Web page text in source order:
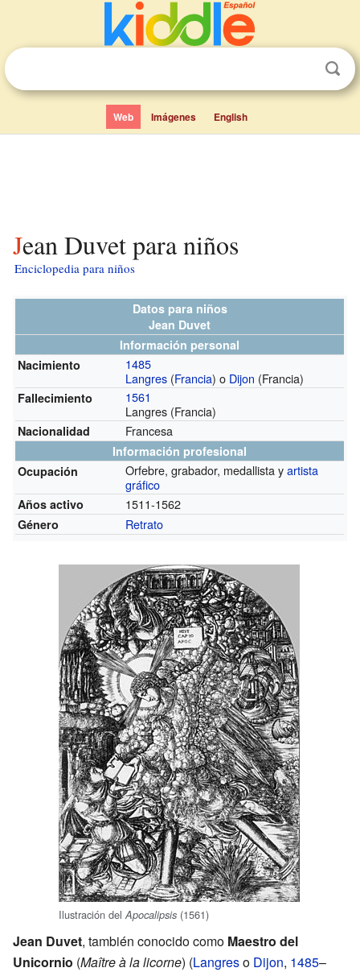
Web Imágenes English
Jean Duvet para niños
Enciclopedia para niños
Datos para niños
Jean Duvet
Información personal
Nacimiento
1485
Langres (Francia) o Dijon (Francia)
Fallecimiento
1561
Langres (Francia)
Nacionalidad Francesa
Información profesional
Ocupación
Orfebre, grabador, medallista yartista
gráfico
Años activo 1511-1562
Género Retrato
Ilustración delApocalipsis (1561)
Jean Duvet, también conocido como Maestro del
Unicornio (Maître à la licorne) (Langreso Dijon, 1485–